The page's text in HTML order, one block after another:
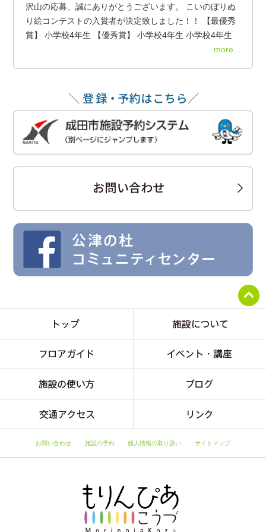
沢山の応募、誠にありがとうございます。 こいのぼりぬ
り絵コンテストの入賞者が決定致しました！！ 【最優秀
賞】 小学校4年生 【優秀賞】 小学校4年生 小学校4年生
more...
お問い合わせ 施設の予約 個人情報の取り扱い サイトマップ